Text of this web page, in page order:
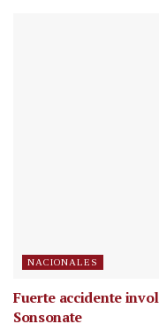
NACIONALES
Fuerte accidente
Sonsonate